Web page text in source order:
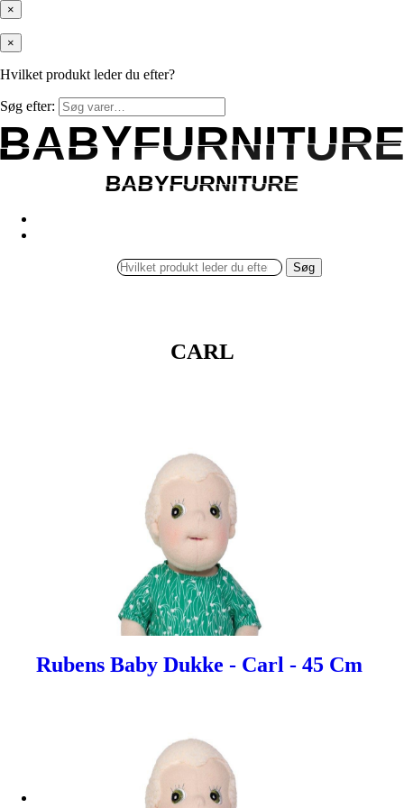
×
×
Hvilket produkt leder du efter?
Søg efter:
BABYFURNITURE
BABYFURNITURE
Søg
CARL
Rubens Baby Dukke - Carl - 45 Cm